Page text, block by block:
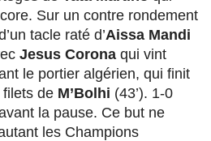
Sur un contre rondement
tacle raté d’Aissa Mandi
Jesus Corona qui vint
le portier algérien, qui finit
de M’Bolhi (43’). 1-0
la pause. Ce but ne
les Champions